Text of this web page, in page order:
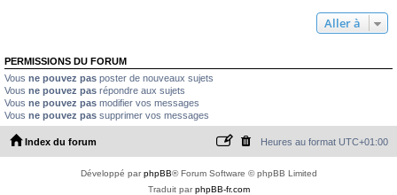
Aller à
PERMISSIONS DU FORUM
Vous ne pouvez pas poster de nouveaux sujets
Vous ne pouvez pas répondre aux sujets
Vous ne pouvez pas modifier vos messages
Vous ne pouvez pas supprimer vos messages
Index du forum Heures au format UTC+01:00
Développé parphpBB® Forum Software © phpBB Limited
Traduit parphpBB-fr.com